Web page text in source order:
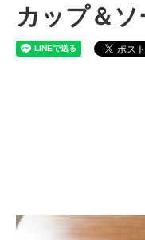
カップ＆